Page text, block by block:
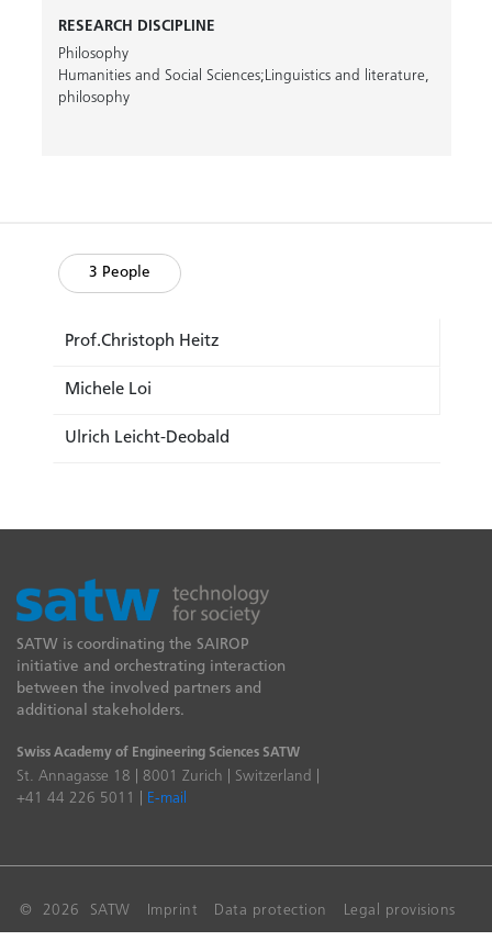
RESEARCH DISCIPLINE
Philosophy
Humanities and Social Sciences;Linguistics and literature,
philosophy
3 People
Prof.Christoph Heitz
Michele Loi
Ulrich Leicht-Deobald
SATW is coordinating the SAIROP
initiative and orchestrating interaction
between the involved partners and
additional stakeholders.
Swiss Academy of Engineering Sciences SATW
St. Annagasse 18 | 8001 Zurich | Switzerland |
+41 44 226 5011 |
E-mail
© 2026 SATW Imprint Data protection Legal provisions